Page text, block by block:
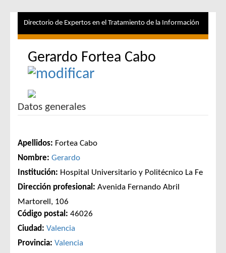
Directorio de Expertos en el Tratamiento de la Información
Gerardo Fortea Cabo
Datos generales
Apellidos: Fortea Cabo
Nombre: Gerardo
Institución: Hospital Universitario y Politécnico La Fe
Dirección profesional: Avenida Fernando Abril
Martorell, 106
Código postal: 46026
Ciudad: Valencia
Provincia: Valencia